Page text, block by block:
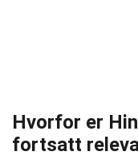
Hvorfor er
fortsatt